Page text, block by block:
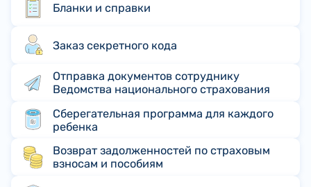
Бланки и справки
Заказ секретного кода
Отправка документов сотруднику
Ведомства национального страхования
Сберегательная программа для каждого
ребенка
Возврат задолженностей по страховым
взносам и пособиям